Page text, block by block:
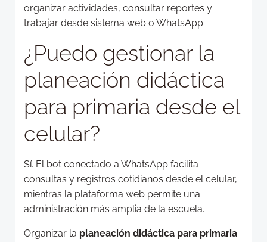
organizar actividades, consultar reportes y
trabajar desde sistema web o WhatsApp.
¿Puedo gestionar la
planeación didáctica
para primaria desde el
celular?
Sí. El bot conectado a WhatsApp facilita
consultas y registros cotidianos desde el celular,
mientras la plataforma web permite una
administración más amplia de la escuela.
Organizar la planeación didáctica para primaria